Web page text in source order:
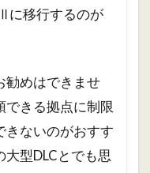
に移行するのが
勧めはできませ
できる拠点に制限
きないのがおすす
型DLCとでも思